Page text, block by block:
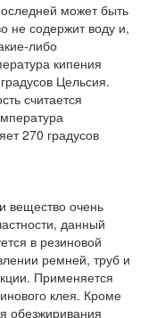
может быть
не содержит воду и,
либо
кипения
Цельсия.
считается
270 градусов
вещество очень
данный
в резиновой
ремней, труб и
Применяется
клея. Кроме
обезжиривания